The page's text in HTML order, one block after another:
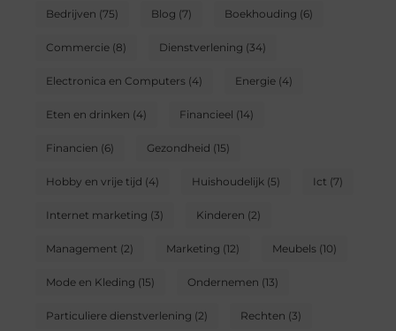
Bedrijven (75) Blog (7) Boekhouding (6)
Commercie(8) Dienstverlening (34)
Electronica en Computers(4) Energie(4)
Eten en drinken (4) Financieel (14)
Financien (6) Gezondheid (15)
Hobby en vrije tijd (4) Huishoudelijk (5) Ict (7)
Internet marketing (3) Kinderen (2)
Management (2) Marketing (12) Meubels(10)
Mode en Kleding (15) Ondernemen (13)
Particuliere dienstverlening (2) Rechten (3)